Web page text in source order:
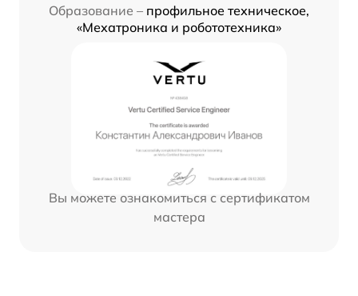
Образование – профильное техническое,
«Мехатроника и робототехника»
Вы можете ознакомиться с сертификатом
мастера